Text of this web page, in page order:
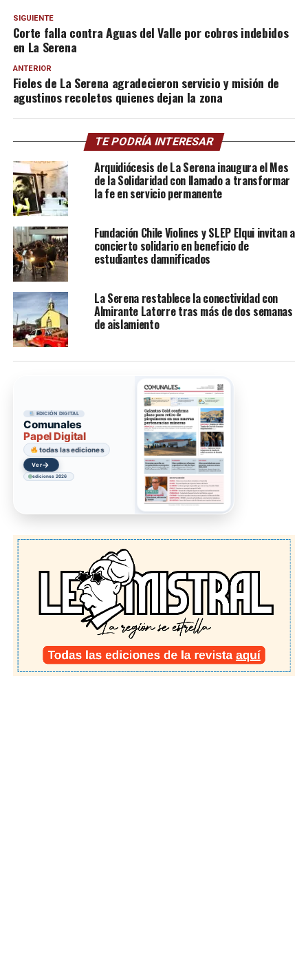
SIGUIENTE
Corte falla contra Aguas del Valle por cobros indebidos
en La Serena
ANTERIOR
Fieles de La Serena agradecieron servicio y misión de
agustinos recoletos quienes dejan la zona
TE PODRÍA INTERESAR
Arquidiócesis de La Serena inaugura el Mes
de la Solidaridad con llamado a transformar
la fe en servicio permanente
Fundación Chile Violines y SLEP Elqui invitan a
concierto solidario en beneficio de
estudiantes damnificados
La Serena restablece la conectividad con
Almirante Latorre tras más de dos semanas
de aislamiento
EDICIÓN DIGITAL
Comunales
Papel Digital
todas las ediciones
Acceder →
ediciones 2026